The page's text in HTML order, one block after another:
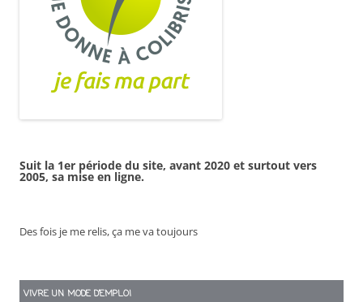
Suit la 1er période du site, avant 2020 et surtout vers
2005, sa mise en ligne.
Des fois je me relis, ça me va toujours
VIVRE UN MODE D’EMPLOI